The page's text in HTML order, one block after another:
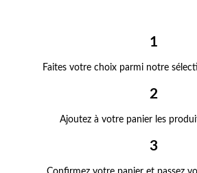
1
Faites votre choix parmi notre
2
Ajoutez à votre panier les
3